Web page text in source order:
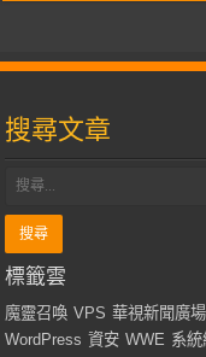
搜尋文章
標籤雲
魔靈召喚 VPS 華視新聞廣場
WordPress 資安 WWE 系